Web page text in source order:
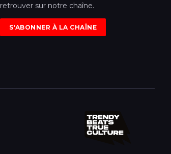
retrouver sur notre chaîne.
S'ABONNER À LA CHAÎNE